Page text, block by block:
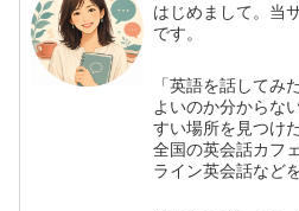
はじめまして。当
です。
「英語を話してみ
よいのか分からな
すい場所を見つけ
全国の英会話カフ
ライン英会話など